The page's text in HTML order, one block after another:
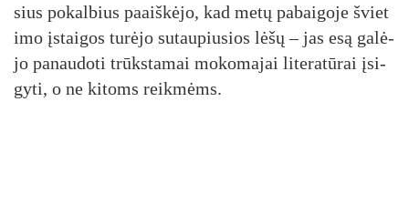
sius po­kal­bius paaiš­kė­jo, kad me­tų pa­bai­go­je švie­t
i­mo įstai­gos tu­rė­jo su­tau­piu­sios lė­šų – jas esą ga­lė­
jo pa­nau­do­ti trūks­ta­mai mo­ko­ma­jai li­te­ra­tū­rai įsi­
gy­ti, o ne ki­toms reik­mėms.